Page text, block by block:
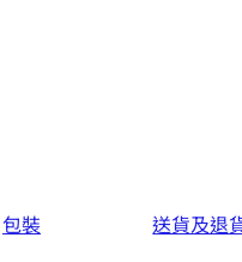
包裝 送貨及退